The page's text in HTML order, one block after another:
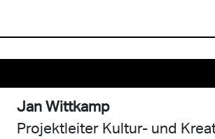
Jan Wittkamp
Projektleiter Kultur- und